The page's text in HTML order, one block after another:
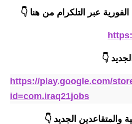
المرحلة الاعدادية
المرحلة المتوسطة
المرحلة الاعدادية
ملازم دراسية
عبر التلكرام من هنا 👇
👇
https://play.google.com/
id=com.iraq21jobs
والمتقاعدين الجديد 👇